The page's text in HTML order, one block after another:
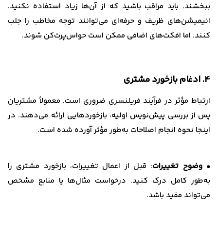
ببخشند. باید مراقب باشید که از آن‌ها زیاد استفاده نکنید.
انیمیشن‌های ظریف و حرفه‌ای می‌توانند توجه مخاطب را جلب
کنند. اما افکت‌های اضافی ممکن است حواس‌پرت‌کن شوند.
4. ادغام بازخورد مشتری
ارتباط مؤثر در فرآیند فریلنسری ضروری است. معمولاً مشتریان
پس از بررسی پیش‌نویس اولیه، بازخوردهایی ارائه می‌دهند. در
اینجا نحوه انجام اصلاحات به‌طور مؤثر آورده شده است.
• وضوح تغییرات: قبل از اعمال تغییرات، بازخورد مشتری را
به‌طور کامل درک کنید. درخواست مثال‌ها یا منابع مشخص
می‌تواند مفید باشد.